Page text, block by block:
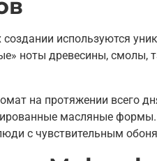
используются
ноты древесины, смолы,
на протяжении всего
масляные
с чувствительным